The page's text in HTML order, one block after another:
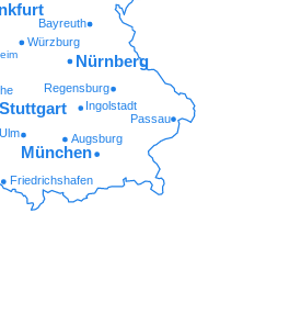
Friedrichshafen
Augsburg
Ulm
Passau
Ingolstadt
Regensburg
Würzburg
Bayreuth
München
Stuttgart
Nürnberg